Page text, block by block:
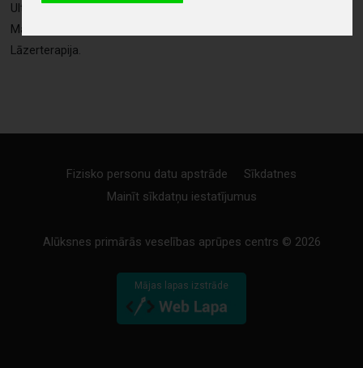
Ultraskaņas terapija.
Magnētterapija.
Lāzerterapija.
Fizisko personu datu apstrāde
Sīkdatnes
Mainīt sīkdatņu iestatījumus
Alūksnes primārās veselības aprūpes centrs © 2026
Mājas lapas izstrāde